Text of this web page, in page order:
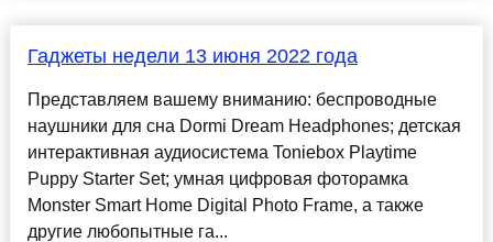
Гаджеты недели 13 июня 2022 года
Представляем вашему вниманию: беспроводные
наушники для сна Dormi Dream Headphones; детская
интерактивная аудиосистема Toniebox Playtime
Puppy Starter Set; умная цифровая фоторамка
Monster Smart Home Digital Photo Frame, а также
другие любопытные га...